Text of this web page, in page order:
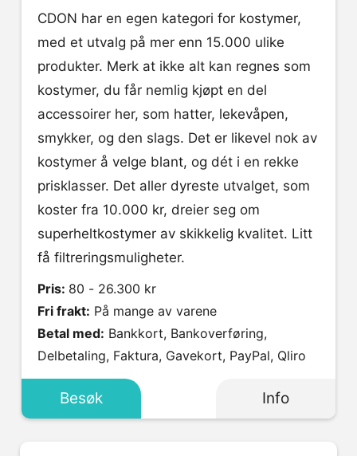
CDON har en egen kategori for kostymer,
med et utvalg på mer enn 15.000 ulike
produkter. Merk at ikke alt kan regnes som
kostymer, du får nemlig kjøpt en del
accessoirer her, som hatter, lekevåpen,
smykker, og den slags. Det er likevel nok av
kostymer å velge blant, og dét i en rekke
prisklasser. Det aller dyreste utvalget, som
koster fra 10.000 kr, dreier seg om
superheltkostymer av skikkelig kvalitet. Litt
få filtreringsmuligheter.
Pris:
80 - 26.300 kr
Fri frakt: På mange av varene
Betal med:
Delbetaling, Faktura, Gavekort, PayPal, Qliro
Besøk Info